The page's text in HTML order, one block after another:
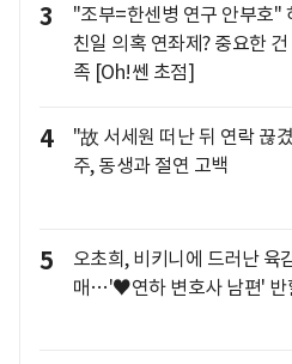
3
"조부=한센병 연구 안부호"
친일 의혹 연좌제? 중요한
족 [Oh!쎈 초점]
4
"故 서세원 떠난 뒤 연락 끊
주, 동생과 절연 고백
5
오초희, 비키니에 드러난 육
매…'♥연하 변호사 남편' 반